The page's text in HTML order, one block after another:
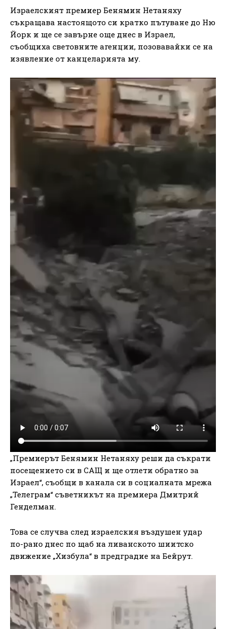
Израелският премиер Бенямин Нетаняху
съкращава настоящото си кратко пътуване до Ню
Йорк и ще се завърне още днес в Израел,
съобщиха световните агенции, позовавайки се на
изявление от канцеларията му.
„Премиерът Бенямин Нетаняху реши да съкрати
посещението си в САЩ и ще отлети обратно за
Израел“, съобщи в канала си в социалната мрежа
„Телеграм“ съветникът на премиера Дмитрий
Генделман.
Това се случва след израелския въздушен удар
по-рано днес по щаб на ливанското шиитско
движение „Хизбула“ в предградие на Бейрут.